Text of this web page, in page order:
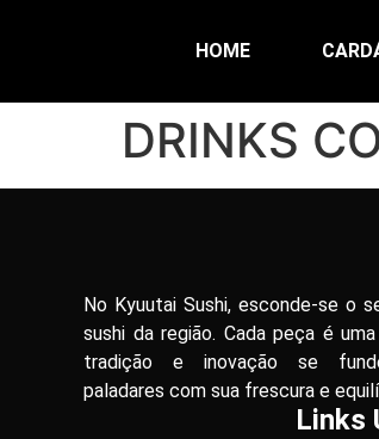
HOME
DRINKS
No Kyuutai Sushi, esconde-se o
sushi da região. Cada peça é
tradição e inovação se
paladares com sua frescura e
Links